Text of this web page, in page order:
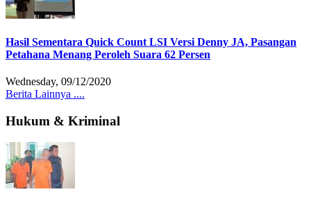
Hasil Sementara Quick Count LSI Versi Denny JA, Pasangan
Petahana Menang Peroleh Suara 62 Persen
Wednesday, 09/12/2020
Berita Lainnya ....
Hukum & Kriminal